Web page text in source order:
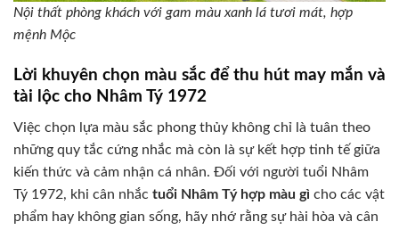
Nội thất phòng khách với gam màu xanh lá tươi mát, hợp
mệnh Mộc
Lời khuyên chọn màu sắc để thu hút may mắn và
tài lộc cho Nhâm Tý 1972
Việc chọn lựa màu sắc phong thủy không chỉ là tuân theo
những quy tắc cứng nhắc mà còn là sự kết hợp tinh tế giữa
kiến thức và cảm nhận cá nhân. Đối với người tuổi Nhâm
Tý 1972, khi cân nhắc tuổi Nhâm Tý hợp màu gì cho các vật
phẩm hay không gian sống, hãy nhớ rằng sự hài hòa và cân